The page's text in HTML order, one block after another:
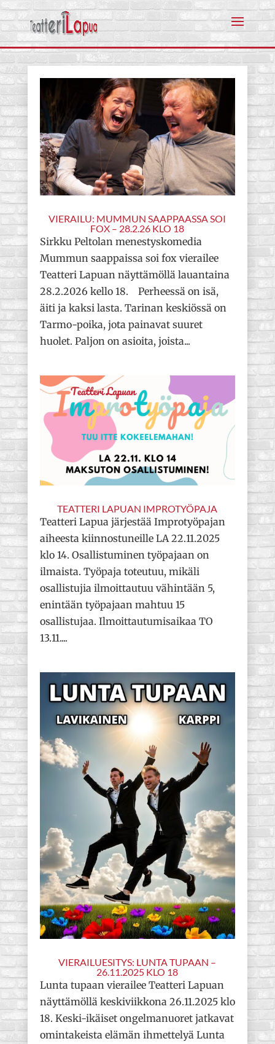
VIERAILU: MUMMUN SAAPPAASSA SOI
FOX – 28.2.26 KLO 18
Sirkku Peltolan menestyskomedia
Mummun saappaissa soi fox vierailee
Teatteri Lapuan näyttämöllä lauantaina
28.2.2026 kello 18. Perheessä on isä,
äiti ja kaksi lasta. Tarinan keskiössä on
Tarmo-poika, jota painavat suuret
huolet. Paljon on asioita, joista...
TEATTERI LAPUAN IMPROTYÖPAJA
Teatteri Lapua järjestää Improtyöpajan
aiheesta kiinnostuneille LA 22.11.2025
klo 14. Osallistuminen työpajaan on
ilmaista. Työpaja toteutuu, mikäli
osallistujia ilmoittautuu vähintään 5,
enintään työpajaan mahtuu 15
osallistujaa. Ilmoittautumisaikaa TO
13.11....
VIERAILUESITYS: LUNTA TUPAAN –
26.11.2025 KLO 18
Lunta tupaan vierailee Teatteri Lapuan
näyttämöllä keskiviikkona 26.11.2025 klo
18. Keski-ikäiset ongelmanuoret jatkavat
omintakeista elämän ihmettelyä Lunta